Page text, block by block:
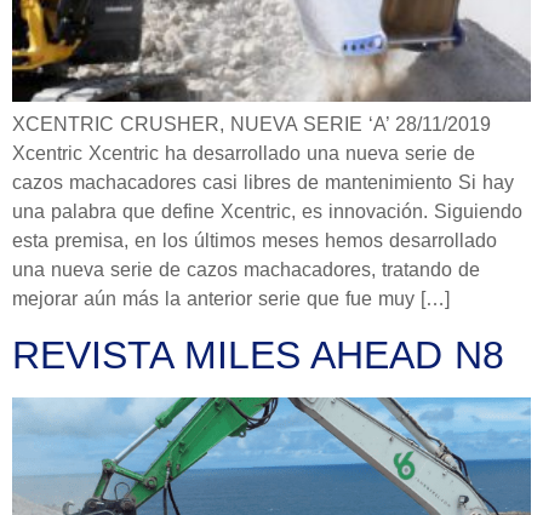
XCENTRIC CRUSHER, NUEVA SERIE ‘A’ 28/11/2019
Xcentric Xcentric ha desarrollado una nueva serie de
cazos machacadores casi libres de mantenimiento Si hay
una palabra que define Xcentric, es innovación. Siguiendo
esta premisa, en los últimos meses hemos desarrollado
una nueva serie de cazos machacadores, tratando de
mejorar aún más la anterior serie que fue muy […]
REVISTA MILES AHEAD N8